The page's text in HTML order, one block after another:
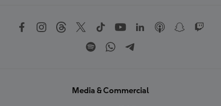
Media & Commercial